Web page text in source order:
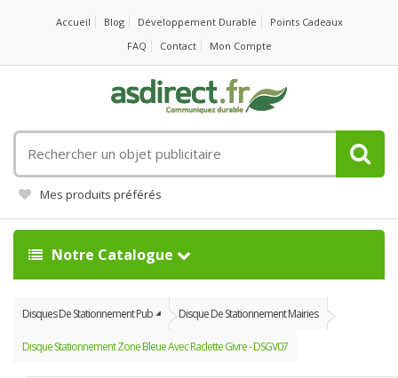
Accueil Blog Développement Durable
Points Cadeaux
FAQ
Contact Mon Compte
un
objet
publicitaire
Mes produits préférés
Notre Catalogue
Disques De Stationnement Pub Disque De Stationnement Mairies
Disque Stationnement Zone Bleue Avec Raclette Givre - DSGV07